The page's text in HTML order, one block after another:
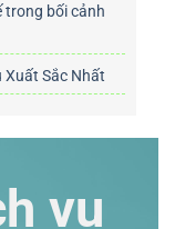
trong bối cảnh
Xuất Sắc Nhất
vụ